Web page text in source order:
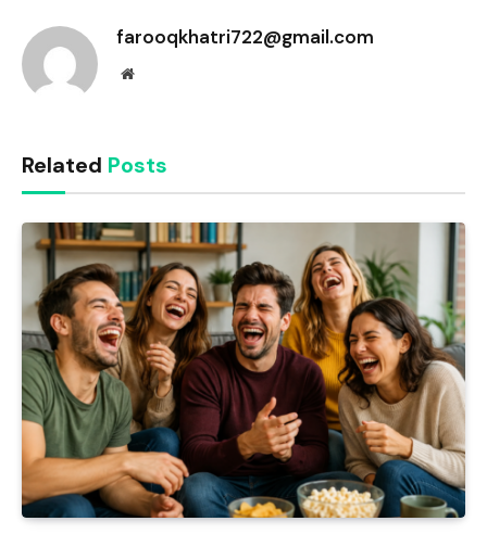
farooqkhatri722@gmail.com
Website
Related Posts